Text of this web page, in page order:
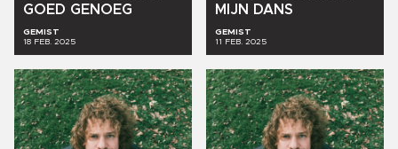
GOED GENOEG
GEMIST
18 FEB. 2025
MIJN
DANS
GEMIST
11 FEB. 2025